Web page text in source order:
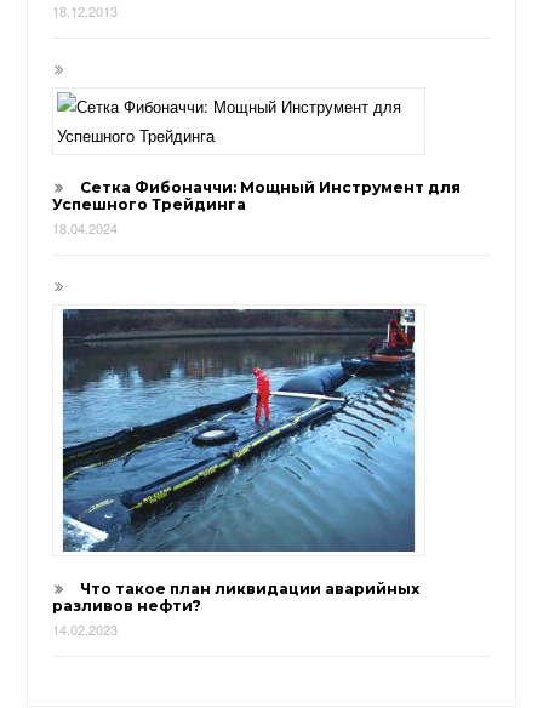
18.12.2013
Сетка Фибоначчи: Мощный Инструмент для
Успешного Трейдинга
18.04.2024
Что такое план ликвидации аварийных
разливов нефти?
14.02.2023